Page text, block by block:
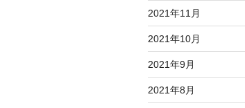
2021年11月
2021年10月
2021年9月
2021年8月